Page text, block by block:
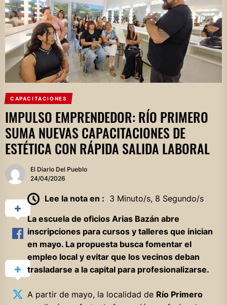
CAPACITACIONES
IMPULSO EMPRENDEDOR: RÍO PRIMERO
SUMA NUEVAS CAPACITACIONES DE
ESTÉTICA CON RÁPIDA SALIDA LABORAL
El Diario Del Pueblo
24/04/2026
Lee la nota en : 3 Minuto/s, 8 Segundo/s
La escuela de oficios Arias Bazán abre
inscripciones para cursos y talleres que inician
en mayo. La propuesta busca fomentar el
empleo local y evitar que los vecinos deban
trasladarse a la capital para profesionalizarse.
A partir de mayo, la localidad de Río Primero